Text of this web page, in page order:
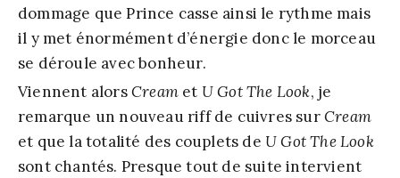
dommage que Prince casse ainsi le rythme mais
il y met énormément d’énergie donc le morceau
se déroule avec bonheur.
Viennent alorsCream et U Got The Look, je
remarque un nouveau riff de cuivres surCream
et que la totalité des couplets de U Got The Look
sont chantés. Presque tout de suite intervient